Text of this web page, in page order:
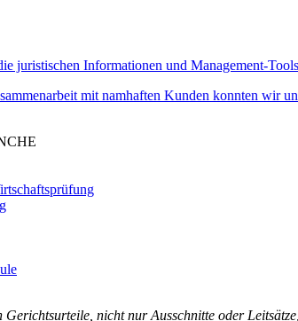
juristischen Informationen und Management-
mit namhaften Kunden konnten wir
Gerichtsurteile, nicht nur Ausschnitte oder